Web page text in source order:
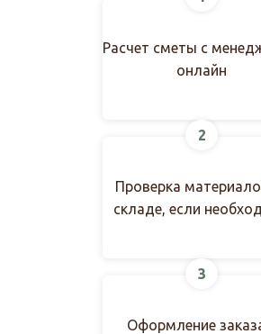
Расчет сметы с
онлайн
2
Проверка
складе, если
3
Оформление